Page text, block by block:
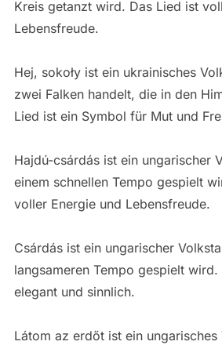
Kreis getanzt wird. Das Lied ist
Lebensfreude.
Hej, sokoły ist ein ukrainisches
zwei Falken handelt, die in den
Lied ist ein Symbol für Mut und
Hajdú-csárdás ist ein ungarischer
einem schnellen Tempo gespielt
voller Energie und Lebensfreude.
Csárdás ist ein ungarischer
langsameren Tempo gespielt wird.
elegant und sinnlich.
Látom az erdőt ist ein